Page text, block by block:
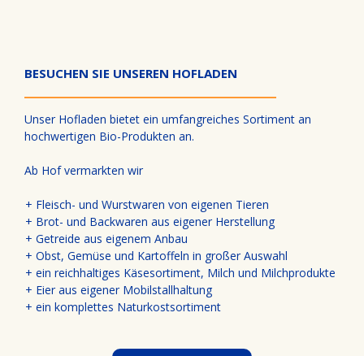
BESUCHEN SIE UNSEREN HOFLADEN
Unser Hofladen bietet ein umfangreiches Sortiment an
hochwertigen Bio-Produkten an.
Ab Hof vermarkten wir
Fleisch- und Wurstwaren von eigenen Tieren
Brot- und Backwaren aus eigener Herstellung
Getreide aus eigenem Anbau
Obst, Gemüse und Kartoffeln in großer Auswahl
ein reichhaltiges Käsesortiment, Milch und Milchprodukte
Eier aus eigener Mobilstallhaltung
ein komplettes Naturkostsortiment